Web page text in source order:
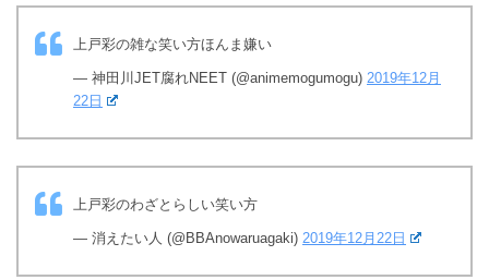
上戸彩の雑な笑い方ほんま嫌い
— 神田川JET腐れNEET (@animemogumogu) 2019年12月
22日
上戸彩のわざとらしい笑い方
— 消えたい人 (@BBAnowaruagaki) 2019年12月22日